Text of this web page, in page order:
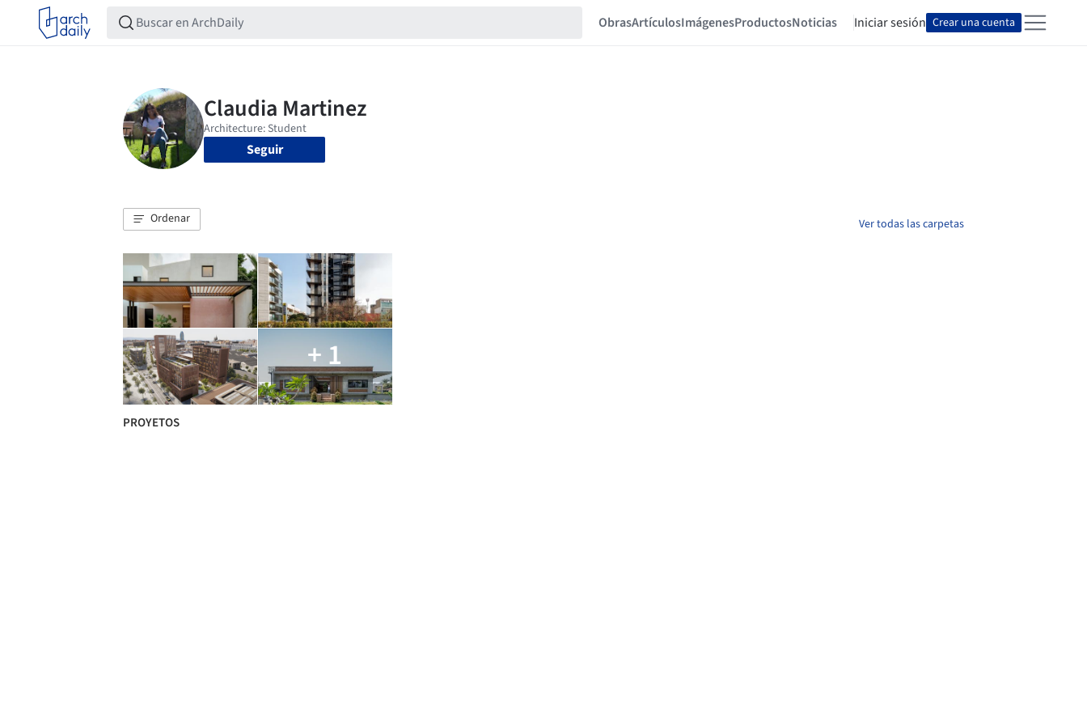
ObrasArtículosImágenesProductosNoticias Iniciar sesión Crear una cuenta
Seguir
Ordenar Ver todas las carpetas
+ 1
PROYETOS